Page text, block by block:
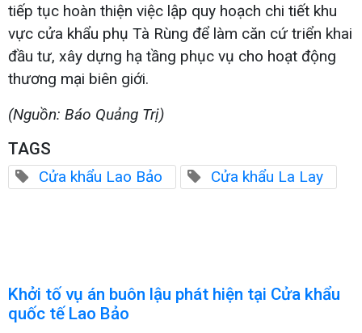
tiếp tục hoàn thiện việc lập quy hoạch chi tiết khu
vực cửa khẩu phụ Tà Rùng để làm căn cứ triển khai
đầu tư, xây dựng hạ tầng phục vụ cho hoạt động
thương mại biên giới.
(Nguồn: Báo Quảng Trị)
TAGS
Cửa khẩu Lao Bảo Cửa khẩu La Lay
Khởi tố vụ án buôn lậu phát hiện tại Cửa khẩu
quốc tế Lao Bảo